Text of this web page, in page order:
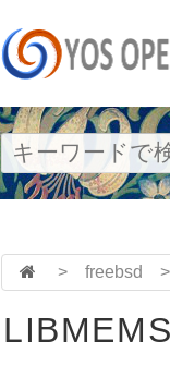
> freebsd >